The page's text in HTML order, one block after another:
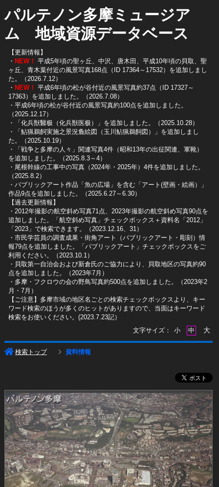
パルテノン多摩ミュージア
ム 地域資源データベース
【更新情報】
・ NEW！ 平成5年頃の聖ヶ丘、中沢、唐木田、平成10年頃の貝取、聖
ヶ丘、青木葉付近の風景写真168点（ID 17364～17532）を追加しまし
た。（2026.7.12）
・ NEW！ 平成6年頃の松が谷付近の風景写真約37点（ID 17327～
17363）を追加しました。（2026.7.08）
・平成6年頃の松が谷付近の風景写真約100点を追加しました。
（2025.12.17）
・「化兵獣醫极（化兵獣医极）」を追加しました。（2025.10.28）
・「鮎猟鵜飼実施之景況麁絵図（玉川鮎猟鵜飼図）」を追加しまし
た。（2025.10.19）
​・「戦争と多摩の人々」関連写真4件（昭和13年の出征関連、軍靴）
を追加しました。（2025.8.3～4）
​・尾根幹線の工事中の写真（2024年・2025年）4件を追加しました。
（2025.8.2）
​・パブリックアート作品「魚の広場」を含む「アート(壁画・絵画）」
作品9点を追加しました。（2025.6.27～6.30）
【過去更新情報】
・2012年撮影の航空斜め写真71点、2023年撮影の航空斜め写真90点を
追加しました。「航空斜め写真」チェックボックス＋資料名「2012」
「2023」で検索できます。（2023.12.16、31）
​・市民学芸員の調査成果・街角アート（パブリックアート・彫刻）情
報79点を追加しました。「パブリックアート」チェックボックスをご
利用ください。（2023.10.1）
・貝取第一自治会および新倉氏のご協力により、貝取地区の写真約90
点を追加しました。（2023年7月）
・多摩・フクロウの会の野鳥写真約500点を追加しました。（2023年2
月・7月）
【ご注意】多摩市域の地区名ごとの検索チェックボックスより、キー
ワード検索のほうが多くのヒットがありますので、当面はキーワード
検索をお使いください。(2023.7.23記）
文字サイズ：
小 中 大
検索トップ 資料情報